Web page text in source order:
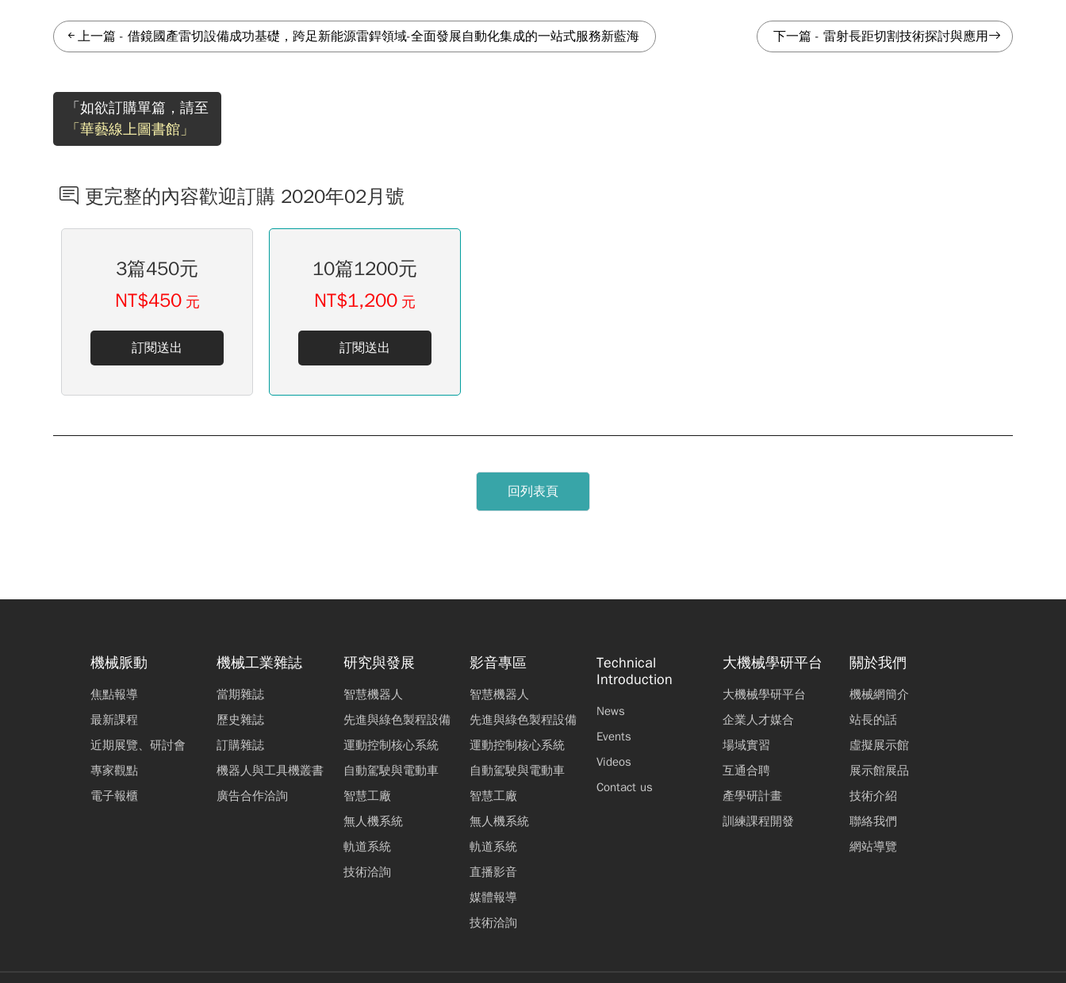
上一篇 -借鏡國產雷切設備成功基礎，跨足新能源雷銲領域-全面發展自動化集成的一站式服務新藍海 下一篇 - 雷射長距切割技術探討與應用
「如欲訂購單篇，請至
「華藝線上圖書館」
更完整的內容歡迎訂購 2020年02月號
3篇450元
NT$450 元
訂閱送出
10篇1200元
NT$1,200 元
訂閱送出
回列表頁
機械脈動
焦點報導
最新課程
近期展覽、研討會
專家觀點
電子報櫃
機械工業雜誌
當期雜誌
歷史雜誌
訂購雜誌
機器人與工具機叢書
廣告合作洽詢
研究與發展
智慧機器人
先進與綠色製程設備
運動控制核心系統
自動駕駛與電動車
智慧工廠
無人機系統
軌道系統
技術洽詢
影音專區
智慧機器人
先進與綠色製程設備
運動控制核心系統
自動駕駛與電動車
智慧工廠
無人機系統
軌道系統
直播影音
媒體報導
技術洽詢
Technical
Introduction
News
Events
Videos
Contact us
大機械學研平台
大機械學研平台
企業人才媒合
場域實習
互通合聘
產學研計畫
訓練課程開發
關於我們
機械網簡介
站長的話
虛擬展示館
展示館展品
技術介紹
聯絡我們
網站導覽